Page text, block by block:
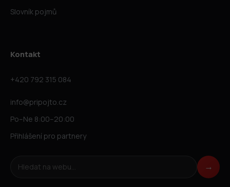
Slovník pojmů
Kontakt
+420 792 315 084
info@pripojto.cz
Po–Ne 8:00–20:00
Přihlášení pro partnery
Hledat na webu →